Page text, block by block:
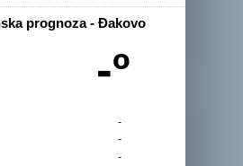
prognoza - Đakovo
-º
-
-
-